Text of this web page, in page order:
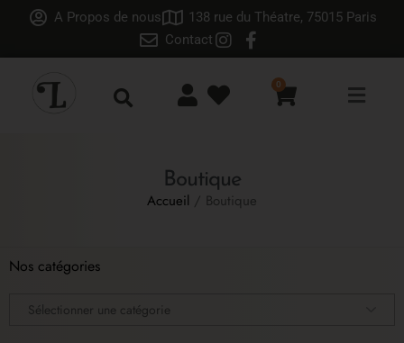
A Propos de nous
138 rue du Théatre, 75015 Paris
Contact
0
Boutique
Accueil / Boutique
Nos catégories
Sélectionner une catégorie